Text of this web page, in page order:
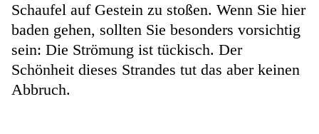
Schaufel auf Gestein zu stoßen. Wenn Sie hier
baden gehen, sollten Sie besonders vorsichtig
sein: Die Strömung ist tückisch. Der
Schönheit dieses Strandes tut das aber keinen
Abbruch.